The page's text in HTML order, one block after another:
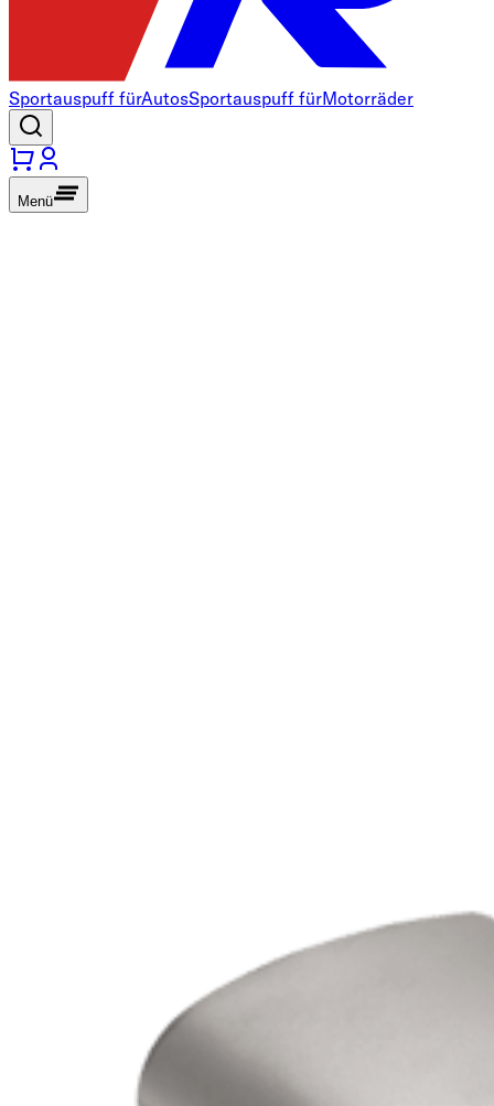
Sportauspuff fürAutosSportauspuff fürMotorräder
Menü